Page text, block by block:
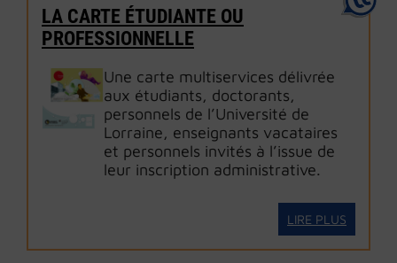
LA CARTE ÉTUDIANTE OU
PROFESSIONNELLE
Une carte multiservices délivrée
aux étudiants, doctorants,
personnels de l’Université de
Lorraine, enseignants vacataires
et personnels invités à l’issue de
leur inscription administrative.
LIRE PLUS